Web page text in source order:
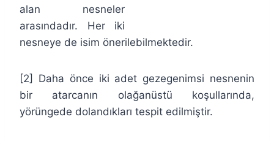
alan nesneler
arasındadır. Her iki
nesneye de isim önerilebilmektedir.
[2] Daha önce iki adet gezegenimsi nesnenin
bir atarcanın olağanüstü koşullarında,
yörüngede dolandıkları tespit edilmiştir.